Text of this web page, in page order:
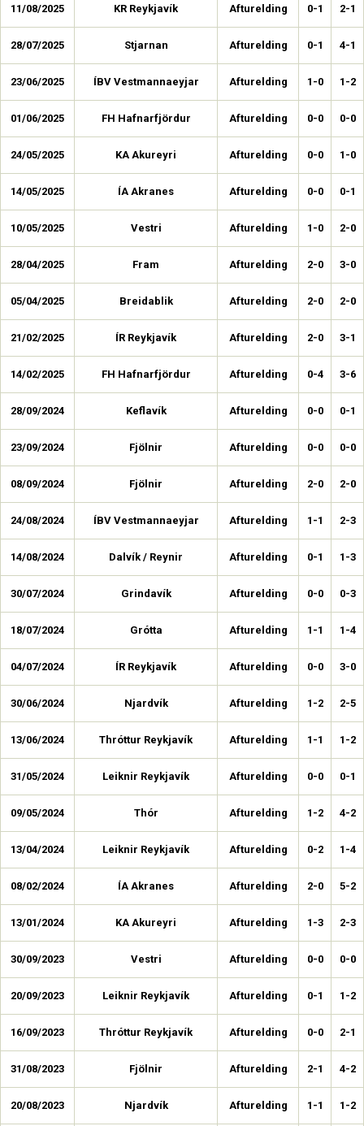
11/08/2025 KR Reykjavík Afturelding 0-1 2-1
28/07/2025 Stjarnan Afturelding 0-1 4-1
23/06/2025 ÍBV Vestmannaeyjar Afturelding 1-0 1-2
01/06/2025 FH Hafnarfjördur Afturelding 0-0 0-0
24/05/2025 KA Akureyri Afturelding 0-0 1-0
14/05/2025 ÍA Akranes Afturelding 0-0 0-1
10/05/2025 Vestri Afturelding 1-0 2-0
28/04/2025 Fram Afturelding 2-0 3-0
05/04/2025 Breidablik Afturelding 2-0 2-0
21/02/2025 ÍR Reykjavík Afturelding 2-0 3-1
14/02/2025 FH Hafnarfjördur Afturelding 0-4 3-6
28/09/2024 Keflavík Afturelding 0-0 0-1
23/09/2024 Fjölnir Afturelding 0-0 0-0
08/09/2024 Fjölnir Afturelding 2-0 2-0
24/08/2024 ÍBV Vestmannaeyjar Afturelding 1-1 2-3
14/08/2024 Dalvík / Reynir Afturelding 0-1 1-3
30/07/2024 Grindavík Afturelding 0-0 0-3
18/07/2024 Grótta Afturelding 1-1 1-4
04/07/2024 ÍR Reykjavík Afturelding 0-0 3-0
30/06/2024 Njardvík Afturelding 1-2 2-5
13/06/2024 Thróttur Reykjavík Afturelding 1-1 1-2
31/05/2024 Leiknir Reykjavík Afturelding 0-0 0-1
09/05/2024 Thór Afturelding 1-2 4-2
13/04/2024 Leiknir Reykjavík Afturelding 0-2 1-4
08/02/2024 ÍA Akranes Afturelding 2-0 5-2
13/01/2024 KA Akureyri Afturelding 1-3 2-3
30/09/2023 Vestri Afturelding 0-0 0-0
20/09/2023 Leiknir Reykjavík Afturelding 0-1 1-2
16/09/2023 Thróttur Reykjavík Afturelding 0-0 2-1
31/08/2023 Fjölnir Afturelding 2-1 4-2
20/08/2023 Njardvík Afturelding 1-1 1-2